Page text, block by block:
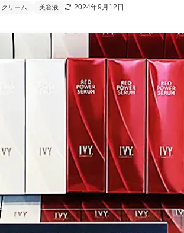
クリーム 美容液 2024年9月12日